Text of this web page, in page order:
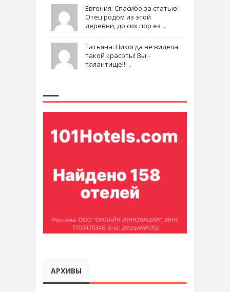
Евгения: Спасибо за статью!
Отец родом из этой
деревни, до сих пор ез ..
Татьяна: Никогда не видела
такой красоты! Вы -
талантище!!! ..
АРХИВЫ